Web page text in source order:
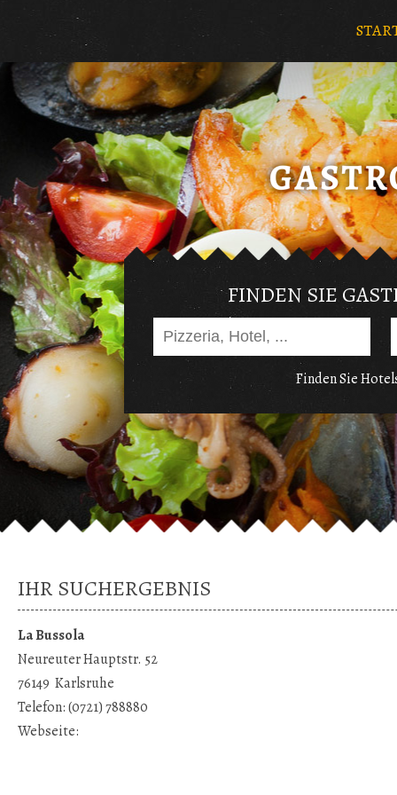
FINDEN SIE
Finden Sie
IHR SUCHERGEBNIS
La Bussola
Neureuter Hauptstr. 52
76149 Karlsruhe
Telefon:(0721) 788880
Webseite: